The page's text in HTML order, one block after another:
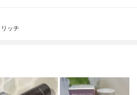
ッチ